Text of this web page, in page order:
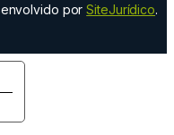
porSiteJurídico.